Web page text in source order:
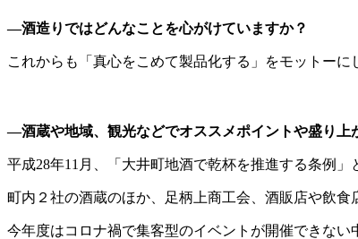
―酒造りではどんなことを心がけていますか？
これからも「真心をこめて製品化する」をモットー
―酒蔵や地域、観光などでオススメポイントや盛り上
平成28年11月、「大井町地酒で乾杯を推進する条例
町内２社の酒蔵のほか、足柄上商工会、酒販店や飲
今年度はコロナ禍で集客型のイベントが開催できな